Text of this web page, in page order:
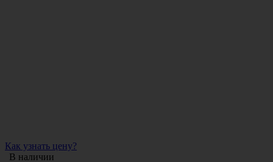
Как узнать цену?
В наличии